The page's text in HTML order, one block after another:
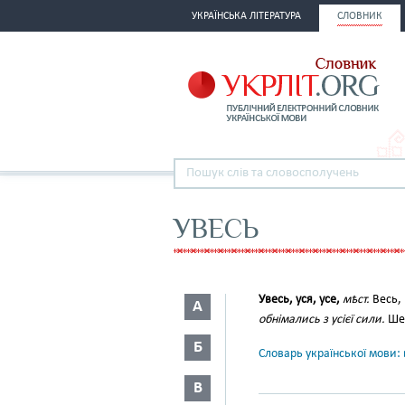
УКРАЇНСЬКА ЛІТЕРАТУРА СЛОВНИК
УВЕСЬ
А
Б
В
Увесь, уся, усе, мѣст. Весь,
обнімались з усієї сили.
Словарь української